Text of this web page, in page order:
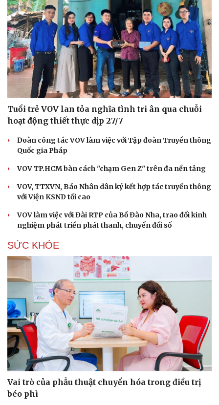
Tuổi trẻ VOV lan tỏa nghĩa tình tri ân qua chuỗi
hoạt động thiết thực dịp 27/7
Đoàn công tác VOV làm việc với Tập đoàn Truyền thông
Quốc gia Pháp
VOV TP.HCM bàn cách "chạm Gen Z" trên đa nền tảng
VOV, TTXVN, Báo Nhân dân ký kết hợp tác truyền thông
với Viện KSND tối cao
VOV làm việc với Đài RTP của Bồ Đào Nha, trao đổi kinh
nghiệm phát triển phát thanh, chuyển đổi số
SỨC KHỎE
Vai trò của phẫu thuật chuyển hóa trong điều trị
béo phì